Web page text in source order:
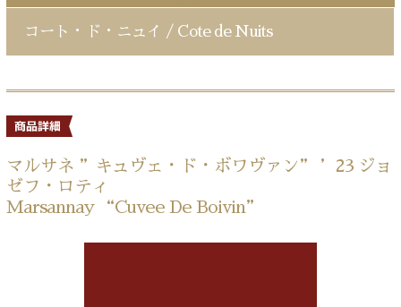
コート・ド・ニュイ / Cote de Nuits
マルサネ ”キュヴェ・ド・ボワヴァン” ’23 ジョ
ゼフ・ロティ
Marsannay “Cuvee De Boivin”